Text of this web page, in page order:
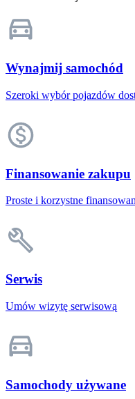
Wynajmij samochód
Szeroki wybór pojazdów
Finansowanie zakupu
Proste i korzystne
Serwis
Umów wizytę serwisową
Samochody używane